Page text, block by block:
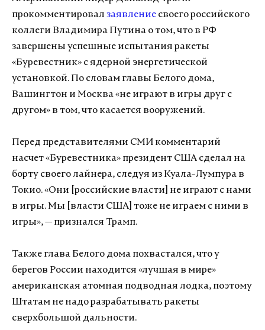
прокомментировал заявление своего российского
коллеги Владимира Путина о том, что в РФ
завершены успешные испытания ракеты
«Буревестник» с ядерной энергетической
установкой. По словам главы Белого дома,
Вашингтон и Москва «не играют в игры друг с
другом» в том, что касается вооружений.
Перед представителями СМИ комментарий
насчет «Буревестника» президент США сделал на
борту своего лайнера, следуя из Куала-Лумпура в
Токио. «Они [российские власти] не играют с нами
в игры. Мы [власти США] тоже не играем с ними в
игры», — признался Трамп.
Также глава Белого дома похвастался, что у
берегов России находится «лучшая в мире»
американская атомная подводная лодка, поэтому
Штатам не надо разрабатывать ракеты
сверхбольшой дальности.